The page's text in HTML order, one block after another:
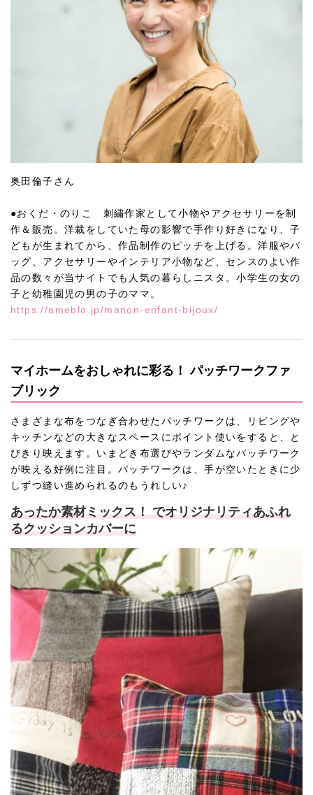
奥田倫子さん
●おくだ・のりこ 刺繍作家として小物やアクセサリーを制
作＆販売。洋裁をしていた母の影響で手作り好きになり、子
どもが生まれてから、作品制作のピッチを上げる。洋服やバ
ッグ、アクセサリーやインテリア小物など、センスのよい作
品の数々が当サイトでも人気の暮らしニスタ。小学生の女の
子と幼稚園児の男の子のママ。
https://ameblo.jp/manon-enfant-bijoux/
マイホームをおしゃれに彩る！ パッチワークファ
ブリック
さまざまな布をつなぎ合わせたパッチワークは、リビングや
キッチンなどの大きなスペースにポイント使いをすると、と
びきり映えます。いまどき布選びやランダムなパッチワーク
が映える好例に注目。パッチワークは、手が空いたときに少
しずつ縫い進められるのもうれしい♪
あったか素材ミックス！ でオリジナリティあふれ
るクッションカバーに